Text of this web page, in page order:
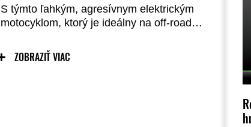
S týmto ľahkým, agresívnym elektrickým
motocyklom, ktorý je ideálny na off-road
voliteľné rýchlostné režimy znamenajú, že
jazdci si môžu nájsť tú správnu rýchlosť
ZOBRAZIŤ VIAC